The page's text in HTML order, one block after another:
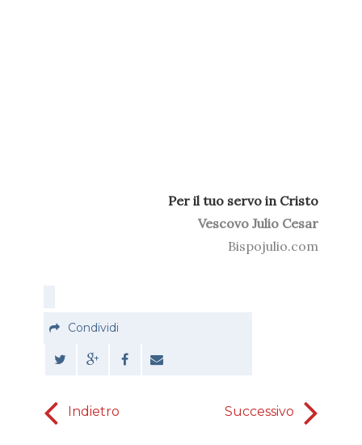
Per il tuo servo in Cristo
Vescovo Julio Cesar
Bispojulio.com
Condividi
Indietro Successivo
quando